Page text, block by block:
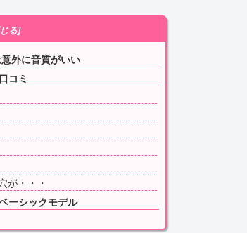
外に音質がいい
コミ
が・・・
ーシックモデル